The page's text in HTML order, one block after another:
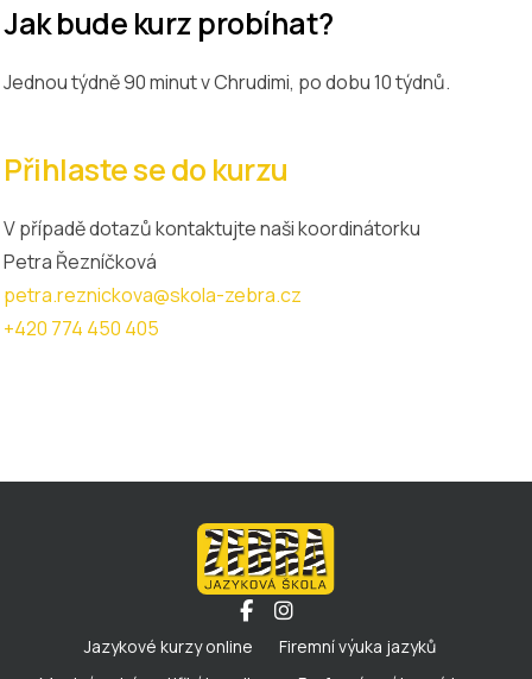
Jak bude kurz probíhat?
Jednou týdně 90 minut v Chrudimi, po dobu 10 týdnů.
Přihlaste se do kurzu
V případě dotazů kontaktujte naši koordinátorku
Petra Řezníčková
petra.reznickova@skola-zebra.cz
+420 774 450 405
Jazykové kurzy online
Firemní výuka jazyků